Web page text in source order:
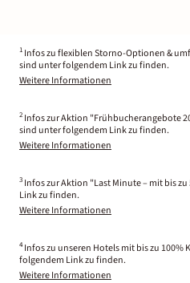
1 Infos zu flexiblen Storno-Optionen &
sind unter folgendem Link zu finden.
Weitere Informationen
2 Infos zur Aktion "Frühbucherangebote
sind unter folgendem Link zu finden.
Weitere Informationen
3 Infos zur Aktion "Last Minute – mit bis
Link zu finden.
Weitere Informationen
4 Infos zu unseren Hotels mit bis zu
folgendem Link zu finden.
Weitere Informationen